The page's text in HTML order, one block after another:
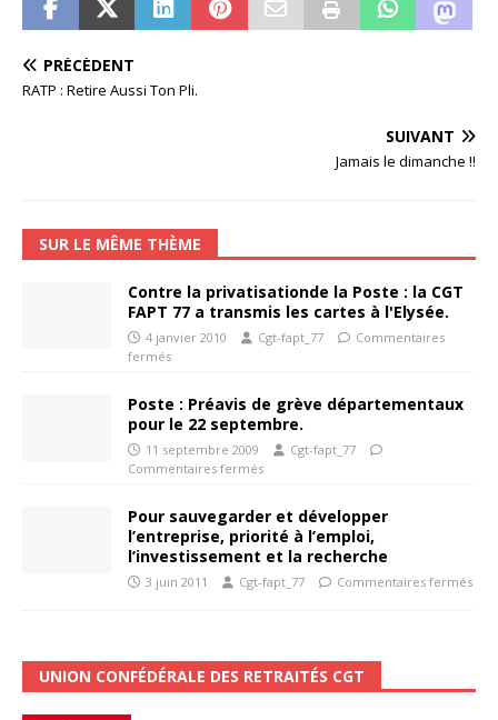
PRÉCÉDENT
RATP : Retire Aussi Ton Pli.
SUIVANT
Jamais le dimanche !!
SUR LE MÊME THÈME
Contre la privatisationde la Poste : la CGT
FAPT 77 a transmis les cartes à l'Elysée.
4 janvier 2010 Cgt-fapt_77
Commentaires
fermés
Poste : Préavis de grève départementaux
pour le 22 septembre.
11 septembre 2009
Cgt-fapt_77
Commentaires fermés
Pour sauvegarder et développer
l’entreprise, priorité à l’emploi,
l’investissement et la recherche
3 juin 2011 Cgt-fapt_77 Commentaires fermés
UNION CONFÉDÉRALE DES RETRAITÉS CGT